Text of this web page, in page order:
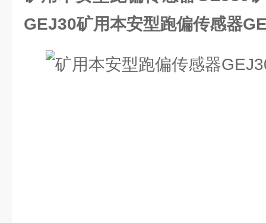
GEJ30矿用本安型跑偏传感器